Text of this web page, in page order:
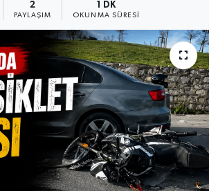
2
PAYLAŞIM
1 DK
OKUNMA SÜRESI